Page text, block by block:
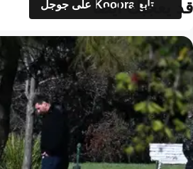
تابع Kooora على جوجل
قد يعجبك أيضاً